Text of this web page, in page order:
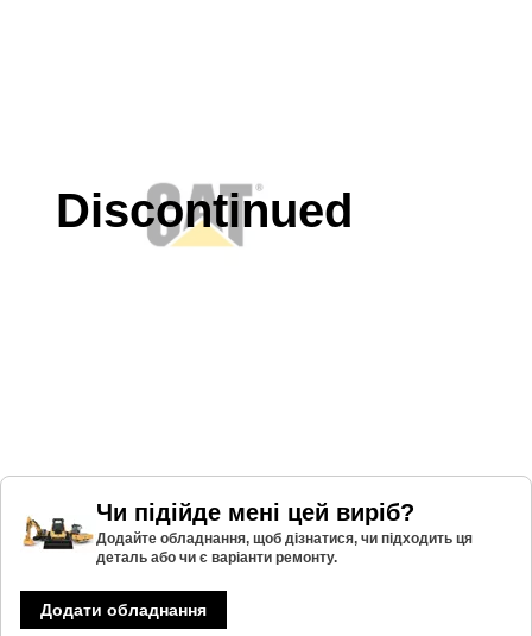
Discontinued
Чи підійде мені цей виріб?
Додайте обладнання, щоб дізнатися, чи підходить ця
деталь або чи є варіанти ремонту.
Додати обладнання